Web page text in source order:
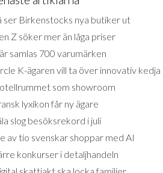
ser Birkenstocks nya butiker ut
Z söker mer än låga priser
samlas 700 varumärken
K-ägaren vill ta över innovativ kedja
som showroom
lyxikon får ny ägare
slog besöksrekord i juli
av tio svenskar shoppar med AI
konkurser i detaljhandeln
skattjakt ska locka familjer